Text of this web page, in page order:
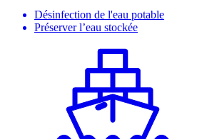
Désinfection de l'eau potable
Préserver l’eau stockée